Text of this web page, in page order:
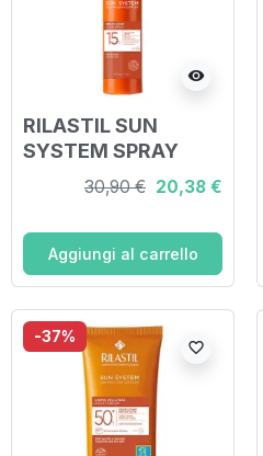
visibility
RILASTIL SUN
SYSTEM SPRAY
VAPO SPF15 200 ML
30,90 € 20,38 €
Aggiungi al carrello
-37%
favorite_border